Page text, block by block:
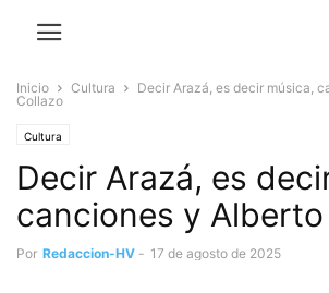
Inicio Cultura
Decir Arazá, es decir música,
Collazo
Cultura
Decir Arazá, es
canciones y
Por Redaccion-HV - 17 de agosto de 2025